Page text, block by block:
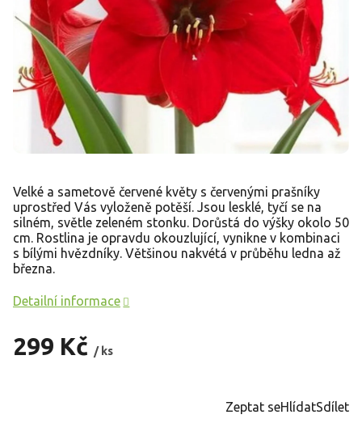
299 Kč / ks
Velké a sametově červené květy s červenými prašníky
uprostřed Vás vyloženě potěší. Jsou lesklé, tyčí se na
silném, světle zeleném stonku. Dorůstá do výšky okolo 50
cm. Rostlina je opravdu okouzlující, vynikne v kombinaci
s bílými hvězdníky. Většinou nakvétá v průběhu ledna až
března.
Detailní informace
Zeptat seHlídatSdílet